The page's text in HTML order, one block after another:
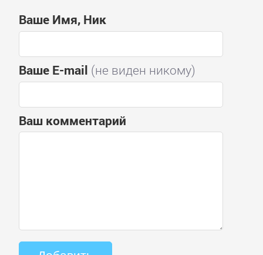
Ваше Имя, Ник
Ваше E-mail (не виден никому)
Ваш комментарий